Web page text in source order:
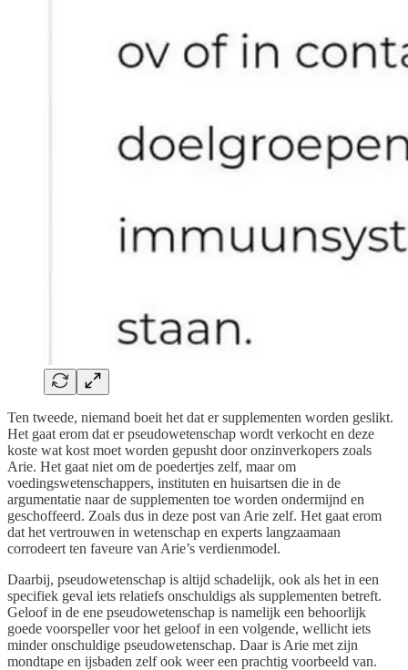
Ten tweede, niemand boeit het dat er supplementen worden geslikt.
Het gaat erom dat er pseudowetenschap wordt verkocht en deze
koste wat kost moet worden gepusht door onzinverkopers zoals
Arie. Het gaat niet om de poedertjes zelf, maar om
voedingswetenschappers, instituten en huisartsen die in de
argumentatie naar de supplementen toe worden ondermijnd en
geschoffeerd. Zoals dus in deze post van Arie zelf. Het gaat erom
dat het vertrouwen in wetenschap en experts langzaamaan
corrodeert ten faveure van Arie’s verdienmodel.
Daarbij, pseudowetenschap is altijd schadelijk, ook als het in een
specifiek geval iets relatiefs onschuldigs als supplementen betreft.
Geloof in de ene pseudowetenschap is namelijk een behoorlijk
goede voorspeller voor het geloof in een volgende, wellicht iets
minder onschuldige pseudowetenschap. Daar is Arie met zijn
mondtape en ijsbaden zelf ook weer een prachtig voorbeeld van.